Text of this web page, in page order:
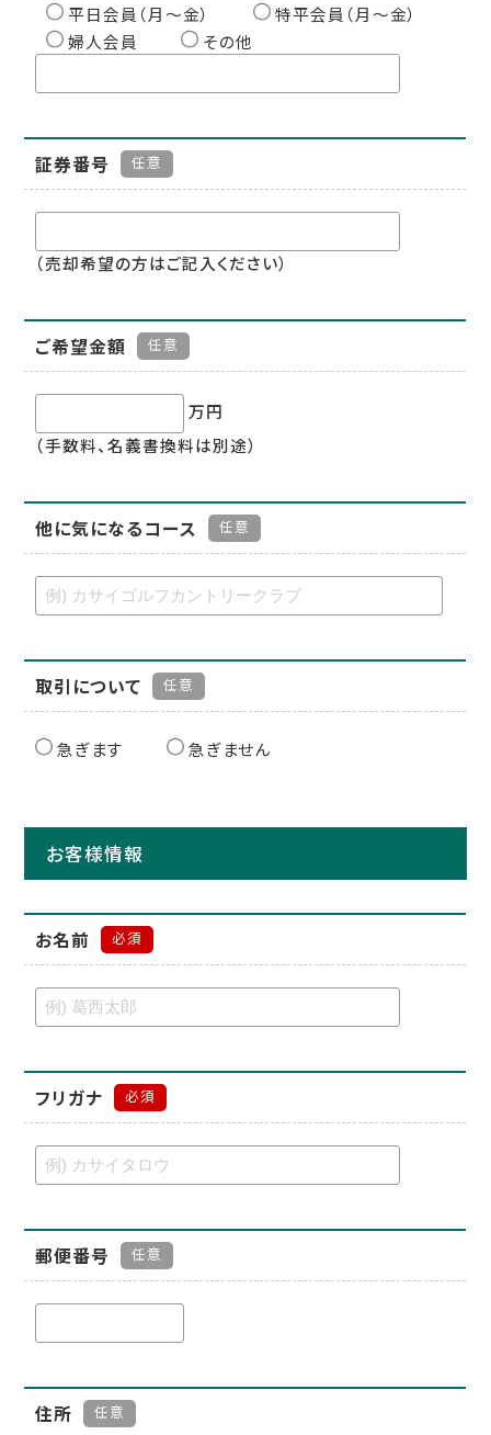
平日会員（月〜金）
特平会員（月〜金）
婦人会員
その他
証券番号 任意
（売却希望の方はご記入ください）
ご希望金額 任意
万円
（手数料、名義書換料は別途）
他に気になるコース 任意
取引について 任意
急ぎます 急ぎません
お客様情報
お名前 必須
フリガナ 必須
郵便番号 任意
住所 任意